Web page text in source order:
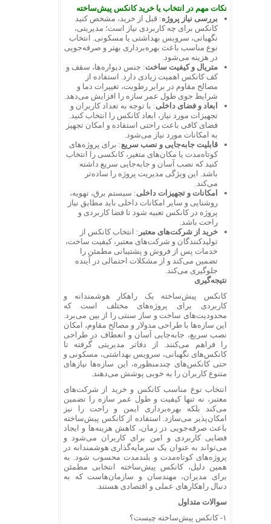
نکات مهم در انتخاب یا خرید کانکس پیش‌ساخته
بررسی نیاز پروژه: قبل از خرید، مشخص کنید
کانکس برای چه کاربردی نیاز است؛ مدیریتی،
نگهبانی، سرویس بهداشتی یا مسکونی. انتخاب
نوع مناسب باعث بهره‌برداری بهتر و صرفه‌جویی
در هزینه می‌شود.
متریال و کیفیت ساخت: جنس دیواره‌ها، سقف و
کف کانکس اهمیت زیادی دارد. استفاده از
مصالح مقاوم در برابر رطوبت، تغییرات دما و
شرایط جوی طول عمر سازه را افزایش می‌دهد.
ابعاد و فضای داخلی: با توجه به تعداد کاربران و
تجهیزات مورد نیاز، ابعاد کانکس را انتخاب کنید.
فضای کافی باعث راحتی استفاده و امکان تجهیز
به امکانات مورد نیاز می‌شود.
قابلیت جابه‌جایی و نصب سریع: برای پروژه‌های
کوتاه‌مدت یا مکان‌های متغیر، کانکسی را انتخاب
کنید که نصب آسان و جابه‌جایی سریع داشته
باشد. این ویژگی مدیریت پروژه را ساده‌تر
می‌کند.
امکانات و تجهیزات داخلی: سیستم برق، تهویه،
روشنایی و سایر امکانات داخلی باید مطابق نیاز
پروژه در کانکس تعبیه شود تا فضا کاربردی و
راحت باشد.
خرید از شرکت‌های معتبر : انتخاب کانکس از
تولیدکنندگان و شرکت‌های معتبر، کیفیت ساخت،
خدمات پس از فروش و پشتیبانی مطمئن را
تضمین می‌کند و از مشکلات احتمالی در آینده
جلوگیری می‌کند.
نتیجه‌گیری
کانکس پیش‌ساخته یک راهکار هوشمندانه و
کاربردی برای پروژه‌های مختلف است که
محدودیت‌های ساخت و ساز سنتی را از بین می‌برد.
این سازه‌ها با طراحی مدولار و مصالح مقاوم، امکان
نصب سریع، جابه‌جایی آسان و انعطاف در طراحی
را فراهم می‌کنند. از دفاتر مدیریتی گرفته تا
کانکس‌های نگهبانی، سرویس بهداشتی، مسکونی و
حتی کانکس‌های چندمنظوره، این سازه‌ها نیازهای
متنوع کاربران را به خوبی پوشش می‌دهند.
انتخاب نوع مناسب کانکس و خرید از شرکت‌های
معتبر، نه تنها کیفیت و طول عمر سازه را تضمین
می‌کند بلکه بهره‌برداری ایمن و راحت را نیز
امکان‌پذیر می‌سازد. استفاده از کانکس پیش‌ساخته
باعث صرفه‌جویی در زمان، کاهش هزینه‌ها و ایجاد
فضایی کاربردی و امن برای کاربران می‌شود و
می‌تواند به عنوان یک سرمایه‌گذاری هوشمندانه در
پروژه‌های کوتاه‌مدت و بلندمدت محسوب شود. به
همین دلیل، کانکس پیش‌ساخته انتخابی مطمئن
برای مدیران، مهندسان و سازمان‌هاست که به
دنبال راهکارهای عملی و اقتصادی هستند.
سوالات متداول
۱- کانکس پیش‌ساخته چیست؟